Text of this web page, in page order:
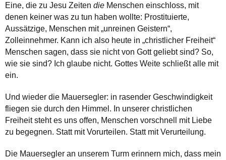
Eine, die zu Jesu Zeiten die Menschen einschloss, mit
denen keiner was zu tun haben wollte: Prostituierte,
Aussätzige, Menschen mit „unreinen Geistern“,
Zolleinnehmer. Kann ich also heute in „christlicher Freiheit“
Menschen sagen, dass sie nicht von Gott geliebt sind? So,
wie sie sind? Ich glaube nicht. Gottes Weite schließt alle mit
ein.
Und wieder die Mauersegler: in rasender Geschwindigkeit
fliegen sie durch den Himmel. In unserer christlichen
Freiheit steht es uns offen, Menschen vorschnell mit Liebe
zu begegnen. Statt mit Vorurteilen. Statt mit Verurteilung.
Die Mauersegler an unserem Turm erinnern mich, dass mein